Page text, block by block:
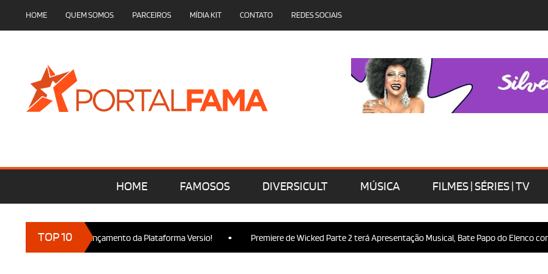
HOME QUEM SOMOS PARCEIROS MÍDIA KIT CONTATO REDES SOCIAIS
HOME FAMOSOS DIVERSICULT MÚSICA FILMES | SÉRIES | TV
TOP 10
presença no Lançamento da Plataforma Versio! • Premiere de Wicked Parte 2 terá Apresentação Musical, Bate Papo do Elenco com o